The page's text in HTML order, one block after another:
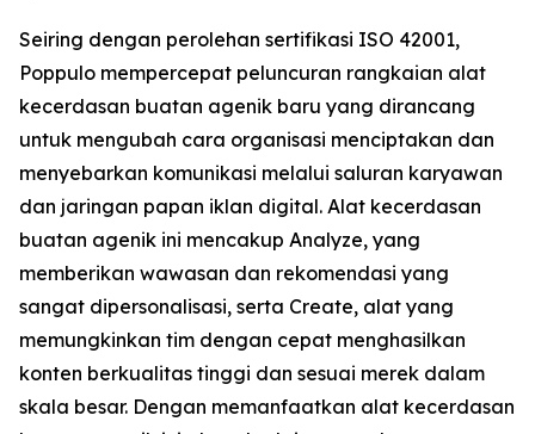
Seiring dengan perolehan sertifikasi ISO 42001,
Poppulo mempercepat peluncuran rangkaian alat
kecerdasan buatan agenik baru yang dirancang
untuk mengubah cara organisasi menciptakan dan
menyebarkan komunikasi melalui saluran karyawan
dan jaringan papan iklan digital. Alat kecerdasan
buatan agenik ini mencakup Analyze, yang
memberikan wawasan dan rekomendasi yang
sangat dipersonalisasi, serta Create, alat yang
memungkinkan tim dengan cepat menghasilkan
konten berkualitas tinggi dan sesuai merek dalam
skala besar. Dengan memanfaatkan alat kecerdasan